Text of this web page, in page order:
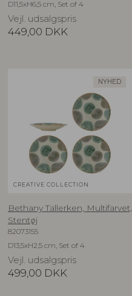
D11,5xH6,5 cm, Set of 4
Vejl. udsalgspris
449,00 DKK
NYHED
CREATIVE COLLECTION
Bethany Tallerken, Multifarvet,
Stentøj
82073155
D13,5xH2,5 cm, Set of 4
Vejl. udsalgspris
499,00 DKK